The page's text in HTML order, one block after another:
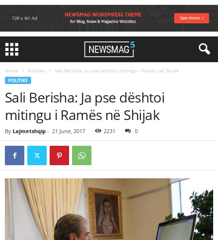
Home Politike Sali Berisha: Ja pse dështoi mitingu i Ramës në Shijak
POLITIKE
Sali Berisha: Ja pse dështoi
mitingu i Ramës në Shijak
By Lajmetshqip - 21 June, 2017 2231 0